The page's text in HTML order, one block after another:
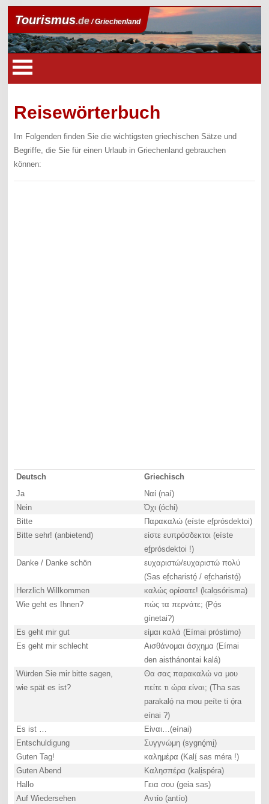
Tourismus.de/ Griechenland
Reisewörterbuch
Im Folgenden finden Sie die wichtigsten griechischen Sätze und
Begriffe, die Sie für einen Urlaub in Griechenland gebrauchen
können:
Deutsch
Griechisch
Ja
Ναί (naí)
Nein
Όχι (óchi)
Bitte
Παρακαλώ (eíste ef̱prósdektoi)
Bitte sehr! (anbietend)
είστε ευπρόσδεκτοι (eíste
ef̱prósdektoi !)
Danke / Danke schön
ευχαριστώ/ευχαριστώ πολύ
(Sas ef̱charistó̱ / ef̱charistó̱)
Herzlich Willkommen
καλώς ορίσατε! (kalo̱sórisma)
Wie geht es Ihnen?
πώς τα περνάτε; (Pó̱s
gínetai?)
Es geht mir gut
είμαι καλά (Eímai próstimo)
Es geht mir schlecht
Αισθάνομαι άσχημα (Eímai
den aisthánontai kalá)
Würden Sie mir bitte sagen,
wie spät es ist?
Θα σας παρακαλώ να μου
πείτε τι ώρα είναι; (Tha sas
parakaló̱ na mou peíte ti ó̱ra
eínai ?)
Es ist …
Είναι…(eínai)
Entschuldigung
Συγγνώμη (sygnó̱mi̱)
Guten Tag!
καλημέρα (Kalí̱ sas méra !)
Guten Abend
Καλησπέρα (kali̱spéra)
Hallo
Γεια σου (geia sas)
Auf Wiedersehen
Αντίο (antío)